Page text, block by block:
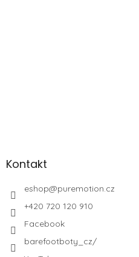
Kontakt
eshop@puremotion.cz
+420 720 120 910
Facebook
barefootboty_cz/